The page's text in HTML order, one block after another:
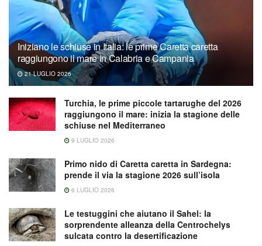
Iniziano le schiuse in Italia: le prime Caretta caretta
raggiungono il mare in Calabria e Campania
21 LUGLIO 2026
Turchia, le prime piccole tartarughe del 2026
raggiungono il mare: inizia la stagione delle
schiuse nel Mediterraneo
9 LUGLIO 2026
Primo nido di Caretta caretta in Sardegna:
prende il via la stagione 2026 sull’isola
6 LUGLIO 2026
Le testuggini che aiutano il Sahel: la
sorprendente alleanza della Centrochelys
sulcata contro la desertificazione